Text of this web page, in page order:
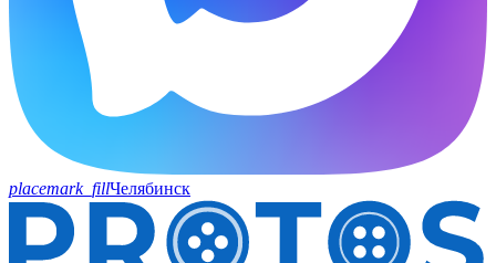
placemark_fillЧелябинск